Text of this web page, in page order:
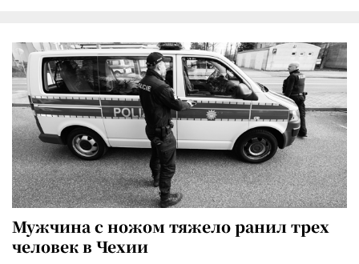
Мужчина с ножом тяжело ранил трех
человек в Чехии